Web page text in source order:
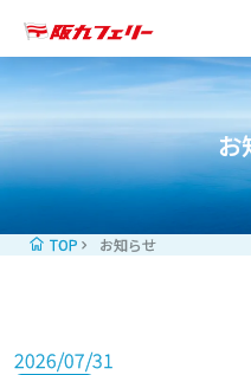
お
TOP お知らせ
2026/07/31